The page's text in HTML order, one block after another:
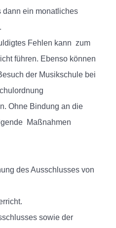
dann ein monatliches
Fehlen kann zum
führen. Ebenso können
der Musikschule bei
Ohne Bindung an die
Maßnahmen
des Ausschlusses von
sowie der